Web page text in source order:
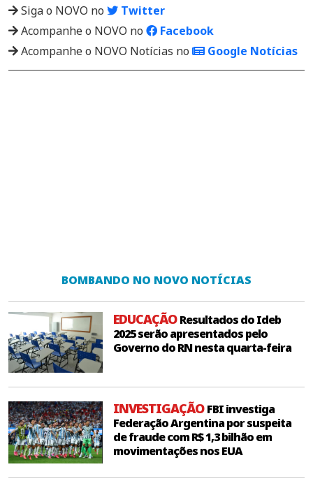
Siga o NOVO no
Twitter
Acompanhe o NOVO no
Facebook
Acompanhe o NOVO Notícias no
Google Notícias
BOMBANDO NO NOVO NOTÍCIAS
EDUCAÇÃOResultados do Ideb
2025 serão apresentados pelo
Governo do RN nesta quarta-feira
INVESTIGAÇÃOFBI investiga
Federação Argentina por suspeita
de fraude com R$ 1,3 bilhão em
movimentações nos EUA